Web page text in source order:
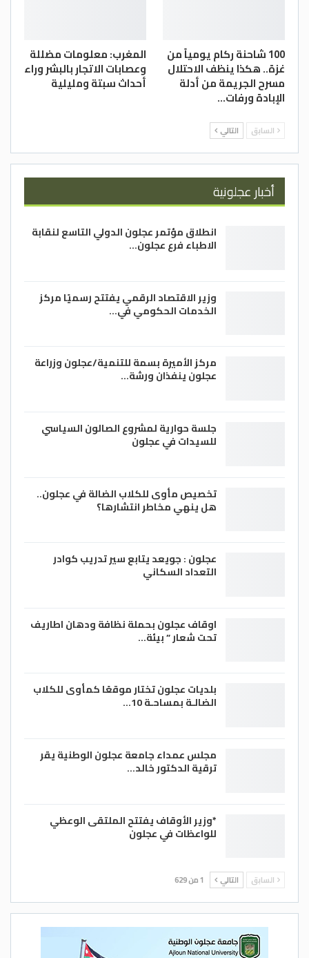
100 شاحنة ركام يومياً من
غزة.. هكذا ينظف الاحتلال
مسرح الجريمة من أدلة
الإبادة ورفات…
المغرب: معلومات مضللة
وعصابات الاتجار بالبشر وراء
أحداث سبتة ومليلية
السابق التالي
أخبار عجلونية
انطلاق مؤتمر عجلون الدولي التاسع لنقابة
الاطباء فرع عجلون…
وزير الاقتصاد الرقمي يفتتح رسميًا مركز
الخدمات الحكومي في…
مركز الأميرة بسمة للتنمية/عجلون وزراعة
عجلون ينفذان ورشة…
جلسة حوارية لمشروع الصالون السياسي
للسيدات في عجلون
تخصيص مأوى للكلاب الضالة في عجلون..
هل ينهي مخاطر انتشارها؟
عجلون : جويعد يتابع سير تدريب كوادر
التعداد السكاني
اوقاف عجلون بحملة نظافة ودهان اطاريف
تحت شعار ” بيئة…
بلديات عجلون تختار موقعًا كمأوى للكلاب
الضالـة بمساحـة 10…
مجلس عمداء جامعة عجلون الوطنية يقر
ترقية الدكتور خالد…
*وزير الأوقاف يفتتح الملتقى الوعظي
للواعظات في عجلون
السابق التالي 1 من 629